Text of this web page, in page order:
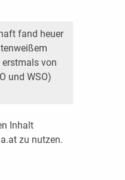
fand heuer
erstmals von
und WSO)
Inhalt
zu nutzen.